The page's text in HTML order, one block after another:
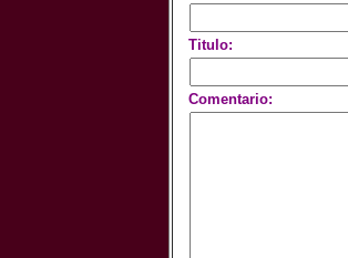
Titulo:
Comentario: